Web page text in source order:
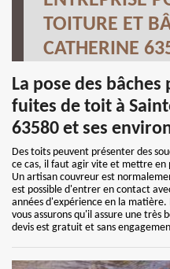
TOITURE ET
CATHERINE
La pose des
fuites de toit à
63580 et ses
Des toits peuvent présenter des
ce cas, il faut agir vite et mettre en
Un artisan couvreur est
est possible d'entrer en contact
années d'expérience en la
vous assurons qu'il assure une très
devis est gratuit et sans